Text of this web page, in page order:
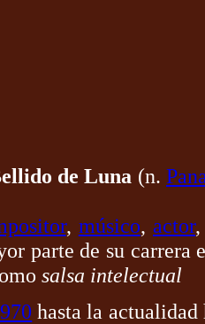
de Luna (n.
, músico, actor
parte de su carrera
salsa intelectual
hasta la actualidad